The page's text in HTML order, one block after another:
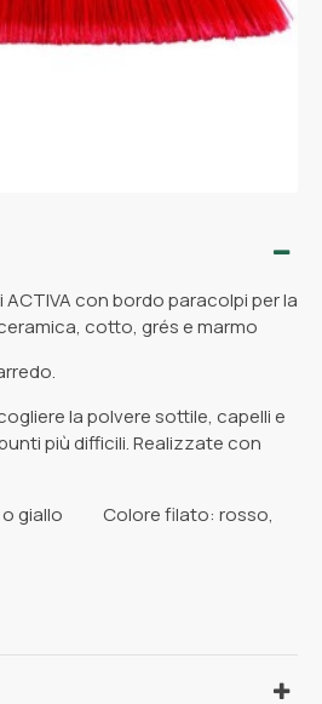
con bordo paracolpi per la
cotto, grés e marmo
la polvere sottile, capelli e
più difficili. Realizzate con
o giallo Colore filato: rosso,